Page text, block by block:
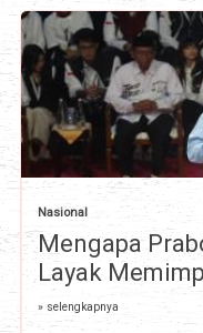
Nasional
Mengapa
Layak
» selengkapnya